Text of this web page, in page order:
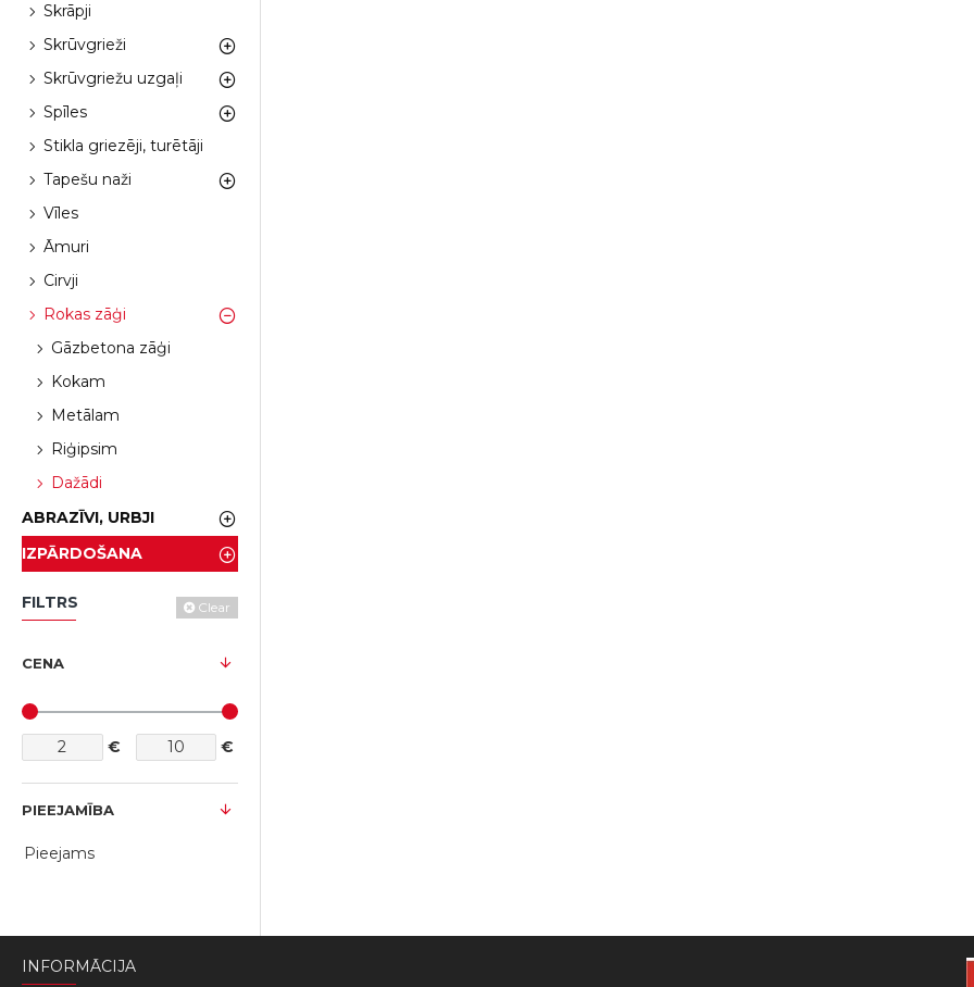
Skrāpji
Skrūvgrieži
Skrūvgriežu uzgaļi
Spīles
Stikla griezēji, turētāji
Tapešu naži
Vīles
Āmuri
Cirvji
Rokas zāģi
Gāzbetona zāģi
Kokam
Metālam
Riģipsim
Dažādi
ABRAZĪVI, URBJI
IZPĀRDOŠANA
FILTRS Clear
CENA
€ €
PIEEJAMĪBA
Pieejams
INFORMĀCIJA